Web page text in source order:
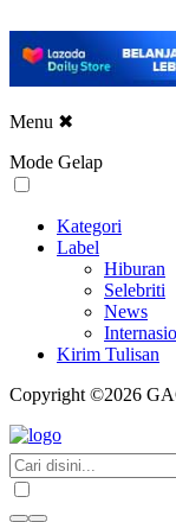
Menu ✖
Mode Gelap
Kategori
Label
Hiburan
Selebriti
News
Kirim Tulisan
Copyright ©2026